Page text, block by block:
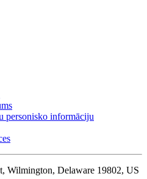
personisko informāciju
Wilmington, Delaware 19802, US